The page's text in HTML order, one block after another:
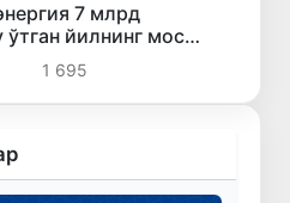
7 млрд
ўтган йилнинг мос
1 695